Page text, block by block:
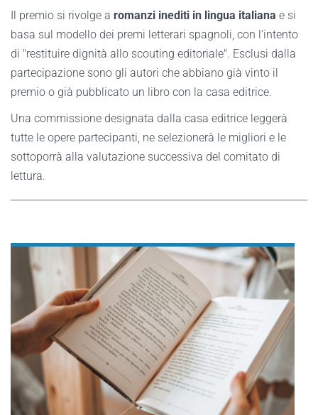
Il premio si rivolge a romanzi inediti in lingua italiana e si
basa sul modello dei premi letterari spagnoli, con l’intento
di "restituire dignità allo scouting editoriale". Esclusi dalla
partecipazione sono gli autori che abbiano già vinto il
premio o già pubblicato un libro con la casa editrice.
Una commissione designata dalla casa editrice leggerà
tutte le opere partecipanti, ne selezionerà le migliori e le
sottoporrà alla valutazione successiva del comitato di
lettura.